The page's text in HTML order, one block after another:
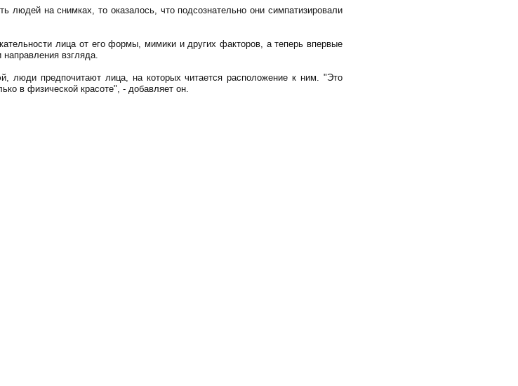
людей на снимках, то оказалось, что подсознательно они симпатизировали
лица от его формы, мимики и других факторов, а теперь впервые
взгляда.
люди предпочитают лица, на которых читается расположение к ним. "Это
в физической красоте", - добавляет он.